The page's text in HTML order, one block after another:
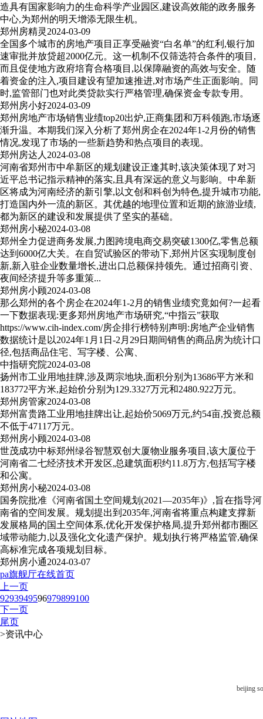
造具有国家影响力的生命科学产业园区,建设高效能的政务服务
中心,为郑州的明天增添无限生机。
郑州房精灵 2024-03-09
全国多个城市的房地产项目正享受融资“白名单”的红利,银行加
速审批并放贷超2000亿元。这一机制不仅筛选符合条件的项目,
而且促使地方政府培育合格项目,以保障融资的高效与安全。随
着资金的注入,项目建设有望加速推进,对市场产生正面影响。同
时,监管部门也对此类贷款实行严格管理,确保资金专款专用。
郑州房小好2024-03-09
郑州房地产市场销售业绩top20出炉,正商集团和万科领跑,市场逐
渐升温。本期我们深入分析了郑州房企在2024年1-2月份的销售
情况,发现了市场的一些新趋势和热点项目的表现。
郑州房达人 2024-03-08
河南省郑州市中牟新区的规划建设正逢其时,该决策体现了对习
近平总书记指示精神的落实,且具有深远的意义与影响。中牟新
区将成为河南经济的新引擎,以文创和科创为特色,提升城市功能,
打造国内外一流的新区。其优越的地理位置和近期的旅游业绩,
都为新区的建设和发展提供了坚实的基础。
郑州房小秘2024-03-08
郑州全力促进商务发展,力图跨境电商交易突破1300亿,零售总额
达到6000亿大关。在自贸试验区的带动下,郑州片区实现制度创
新,新入驻企业数量增长,进出口总额保持领先。通过招商引资、
夜间经济提升等多重策...
郑州房小顾2024-03-08
那么郑州的各个房企在2024年1-2月的销售业绩究竟如何?一起看
一下数据表现:更多郑州房地产市场研究,“中指云”获取
https://www.cih-index.com/房企排行榜特别声明:房地产企业销售
数据统计是以2024年1月1日-2月29日期间销售的商品房为统计口
径,包括商品住宅、写字楼、公寓、
中指研究院2024-03-08
扬州市工业用地挂牌,涉及两宗地块,面积分别为13686平方米和
183772平方米,起始价分别为129.3327万元和2480.922万元。
郑州房管家2024-03-08
郑州富贵路工业用地挂牌出让,起始价5069万元,约54亩,投资总额
不低于47117万元。
郑州房小顾2024-03-08
世茂成功中标郑州绿谷智慧双创大厦物业服务项目,该大厦位于
河南省二七经济技术开发区,总建筑面积约11.8万方,包括写字楼
和公寓。
郑州房小秘2024-03-08
国务院批准《河南省国土空间规划(2021—2035年)》,旨在指导河
南省的空间发展。规划提出到2035年,河南省将重点构建支撑新
发展格局的国土空间体系,优化开发保护格局,提升郑州都市圈区
域带动能力,以及强化文化遗产保护。规划执行将严格监管,确保
高标准完成各项规划目标。
郑州房小通2024-03-07
pa旗舰厅在线首页
上一页
9293949596979899100
下一页
尾页
>资讯中心
beijing